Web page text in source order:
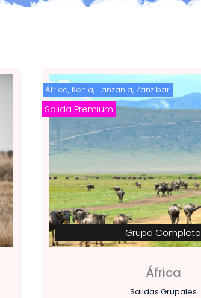
África, Kenia, Tanzania, Zanzibar
Salida Premium
Grupo Completo
África
Salidas Grupales